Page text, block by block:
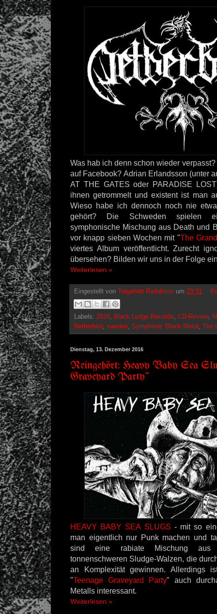
Was hab ich denn schon wieder
auf Facebook? Adrian Erlandsson (unter
AT THE GATES oder PARADISE
ihnen getrommelt und existent ist man
Wieso habe ich dennoch noch nie
gehört? Die Schweden spielen
symphonische Mischung aus Death und
vor knapp sieben Wochen mit "The
viertes Album veröffentlicht. Zurecht
übersehen? Bilden wir uns in der Folge
Weiterlesen »
Eingestellt von Totgehört Redaktion um 23:31
Labels: 2016, Black Lodge Records, CD-Review,
Netherbird, sweden, Symphonic Black Metal , The
Dienstag, 13. Dezember 2016
Reingehört: Heavy Baby Sea
Graveyard Party"
HEAVY BABY SEA SLUGS - mit so
man eigentlich nur Punk machen und
sind eine rabiate Mischung
tonnenschweren Sludge-Walzen, die
an Komplexität gewinnen. Allerdings
"Teenage Graveyard Party" auch
Metalls interessant.
Weiterlesen »